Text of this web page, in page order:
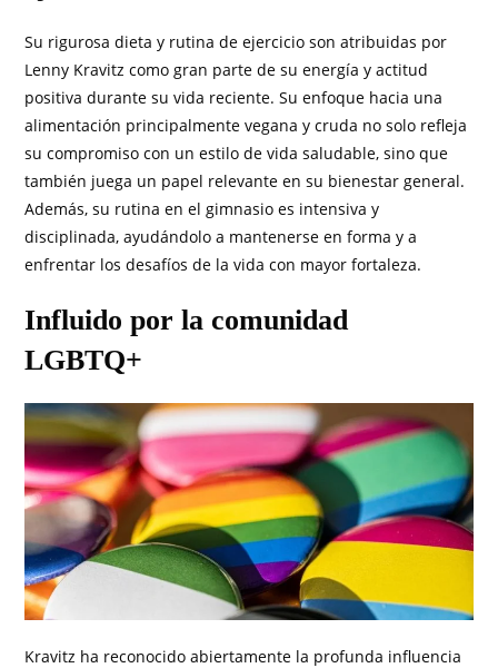
Su rigurosa dieta y rutina de ejercicio son atribuidas por
Lenny Kravitz como gran parte de su energía y actitud
positiva durante su vida reciente. Su enfoque hacia una
alimentación principalmente vegana y cruda no solo refleja
su compromiso con un estilo de vida saludable, sino que
también juega un papel relevante en su bienestar general.
Además, su rutina en el gimnasio es intensiva y
disciplinada, ayudándolo a mantenerse en forma y a
enfrentar los desafíos de la vida con mayor fortaleza.
Influido por la comunidad
LGBTQ+
Kravitz ha reconocido abiertamente la profunda influencia